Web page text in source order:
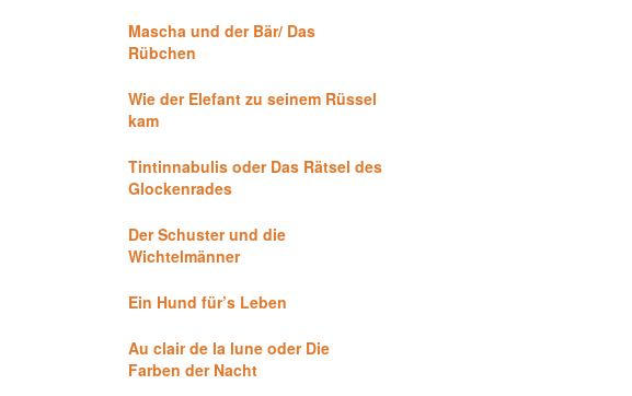
Mascha und der Bär/ Das
Rübchen
Wie der Elefant zu seinem Rüssel
kam
Tintinnabulis oder Das Rätsel des
Glockenrades
Der Schuster und die
Wichtelmänner
Ein Hund für’s Leben
Au clair de la lune oder Die
Farben der Nacht